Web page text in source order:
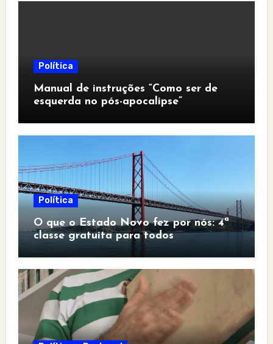
Política
Manual de instruções “Como ser de
esquerda no pós-apocalipse”
Política
O que o Estado Novo fez por nós: 4ª
classe gratuita para todos